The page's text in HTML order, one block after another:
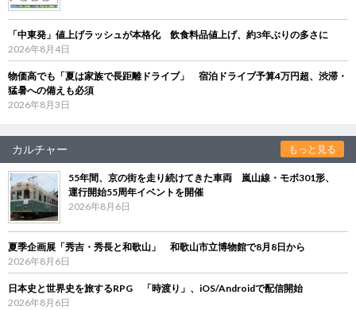
「中東発」値上げラッシュが本格化 飲食料品値上げ、約3年ぶりの多さに
2026年8月4日
物価高でも「夏は家族で長距離ドライブ」 宿泊ドライブ予算4万円超、渋滞・
猛暑への備えも必須
2026年8月3日
カルチャー もっと見る
55年間、京の街を走り続けてきた車両 嵐山線・モボ301形、
運行開始55周年イベントを開催
2026年8月6日
夏季企画展「秀吉・秀長と和歌山」 和歌山市立博物館で8月8日から
2026年8月6日
日本史と世界史を旅するRPG 「時渡り」、iOS/Androidで配信開始
2026年8月6日